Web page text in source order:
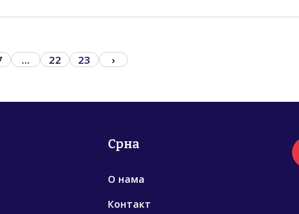
... 22 23 ›
Срна
О нама
Контакт